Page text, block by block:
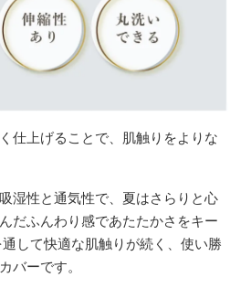
仕上げることで、肌触りをよりな
湿性と通気性で、夏はさらりと心
だふんわり感であたたかさをキー
して快適な肌触りが続く、使い勝
バーです。